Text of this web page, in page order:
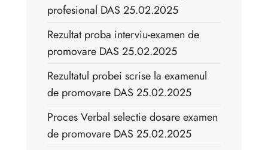
profesional DAS 25.02.2025
Rezultat proba interviu-examen de
promovare DAS 25.02.2025
Rezultatul probei scrise la examenul
de promovare DAS 25.02.2025
Proces Verbal selectie dosare examen
de promovare DAS 25.02.2025